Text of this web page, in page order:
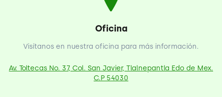
Oficina
Visítanos en nuestra oficina para más información.
Av. Toltecas No. 37, Col. San Javier, Tlalnepantla Edo de Mex.
C.P 54030